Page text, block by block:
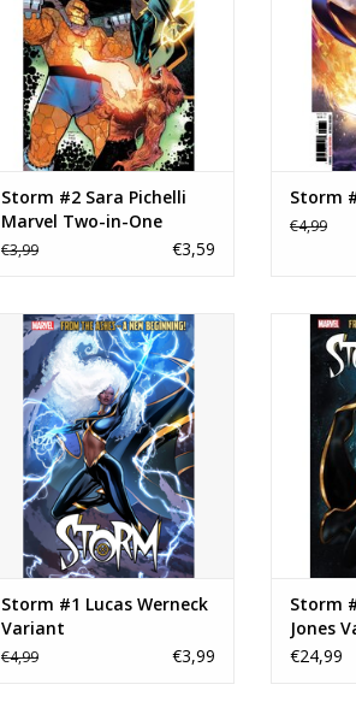
Storm #2 Sara Pichelli
Marvel Two-in-One
Variant
€3,99 €3,59
Storm
€4,99
Storm #1 Lucas Werneck Variant
TOEVOEGEN AAN WINKELWAGEN
Storm #1 Lucas Werneck
Variant
€4,99 €3,99
Storm #1
Storm
Jones
€24,99